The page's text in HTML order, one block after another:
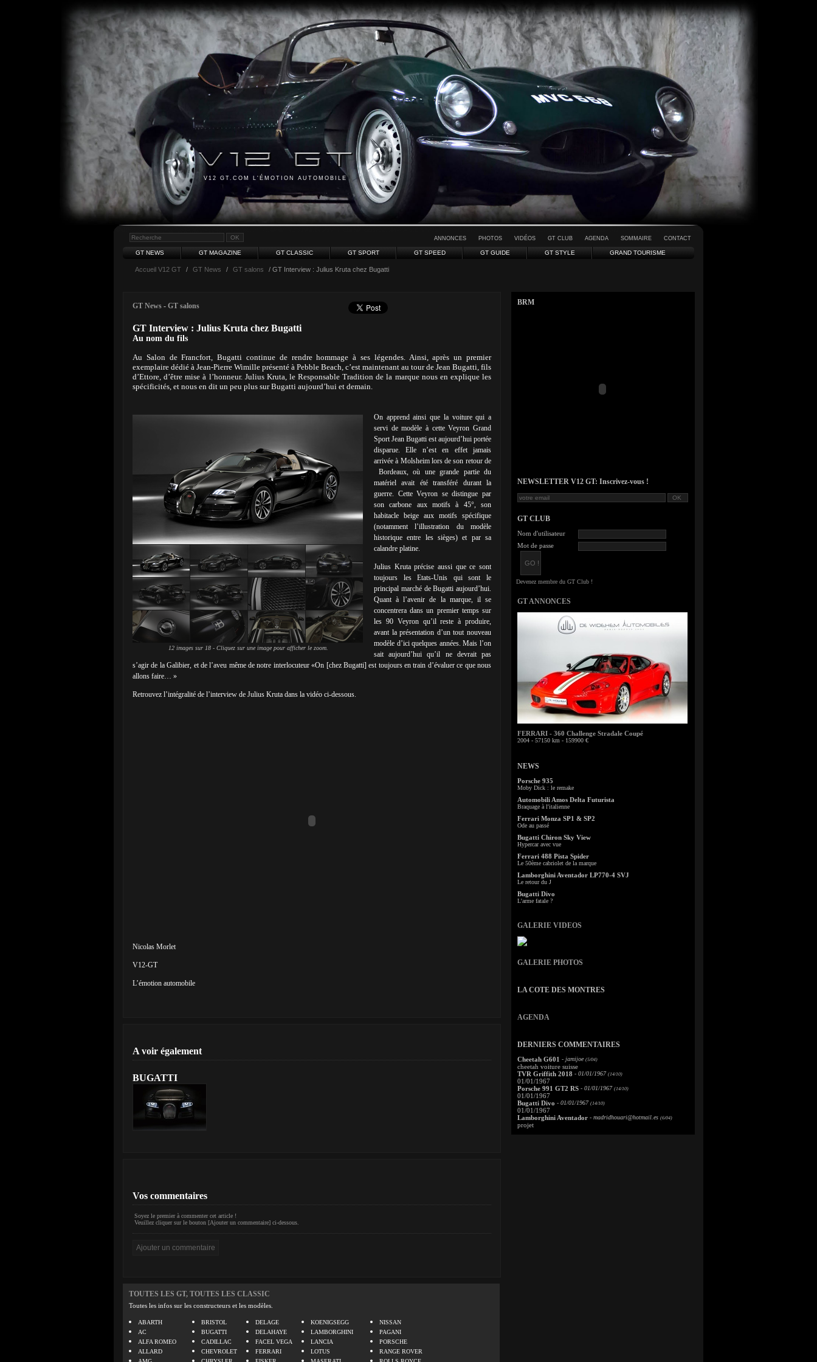
V12 GT.COM L'ÉMOTION AUTOMOBILE
ANNONCES PHOTOS VIDÉOS GT CLUB AGENDA SOMMAIRE CONTACT
GT NEWS GT MAGAZINE GT CLASSIC GT SPORT GT SPEED GT GUIDE GT STYLE GRAND TOURISME
Accueil V12 GT / GT News / GT salons / GT Interview : Julius Kruta chez Bugatti
GT News - GT salons
GT Interview : Julius Kruta chez Bugatti
Au nom du fils
Au Salon de Francfort, Bugatti continue de rendre hommage à ses légendes. Ainsi, après un premier
exemplaire dédié à Jean-Pierre Wimille présenté à Pebble Beach, c’est maintenant au tour de Jean Bugatti, fils
d’Ettore, d’être mise à l’honneur. Julius Kruta, le Responsable Tradition de la marque nous en explique les
spécificités, et nous en dit un peu plus sur Bugatti aujourd’hui et demain.
12 images sur 18 - Cliquez sur une image pour afficher le zoom.
On apprend ainsi que la voiture qui a
servi de modèle à cette Veyron Grand
Sport Jean Bugatti est aujourd’hui portée
disparue. Elle n’est en effet jamais
arrivée à Molsheim lors de son retour de
Bordeaux, où une grande partie du
matériel avait été transféré durant la
guerre. Cette Veyron se distingue par
son carbone aux motifs à 45°, son
habitacle beige aux motifs spécifique
(notamment l’illustration du modèle
historique entre les sièges) et par sa
calandre platine.
Julius Kruta précise aussi que ce sont
toujours les Etats-Unis qui sont le
principal marché de Bugatti aujourd’hui.
Quant à l’avenir de la marque, il se
concentrera dans un premier temps sur
les 90 Veyron qu’il reste à produire,
avant la présentation d’un tout nouveau
modèle d’ici quelques années. Mais l’on
sait aujourd’hui qu’il ne devrait pas
s’agir de la Galibier, et de l’aveu même de notre interlocuteur «On [chez Bugatti] est toujours en train d’évaluer ce que nous
allons faire… »
Retrouvez l’intégralité de l’interview de Julius Kruta dans la vidéo ci-dessous.
Nicolas Morlet
V12-GT
L’émotion automobile
A voir également
BUGATTI
Vos commentaires
Soyez le premier à commenter cet article !
Veuillez cliquer sur le bouton [Ajouter un commentaire] ci-dessous.
TOUTES LES GT, TOUTES LES CLASSIC
Toutes les infos sur les constructeurs et les modèles.
ABARTH
AC
ALFA ROMEO
ALLARD
BRISTOL
BUGATTI
CADILLAC
CHEVROLET
DELAGE
DELAHAYE
FACEL VEGA
FERRARI
KOENIGSEGG
LAMBORGHINI
LANCIA
LOTUS
NISSAN
PAGANI
PORSCHE
RANGE ROVER
BRM
NEWSLETTER V12 GT: Inscrivez-vous !
GT CLUB
Nom d'utilisateur
Mot de passe
GT ANNONCES
FERRARI - 360 Challenge Stradale Coupé
2004 - 57150 km - 159900 €
NEWS
Porsche 935
Moby Dick : le remake
Automobili Amos Delta Futurista
Braquage à l'italienne
Ferrari Monza SP1 & SP2
Ode au passé
Bugatti Chiron Sky View
Hypercar avec vue
Ferrari 488 Pista Spider
Le 50ème cabriolet de la marque
Lamborghini Aventador LP770-4 SVJ
Le retour du J
Bugatti Divo
L'arme fatale ?
GALERIE VIDEOS
GALERIE PHOTOS
LA COTE DES MONTRES
AGENDA
DERNIERS COMMENTAIRES
Cheetah G601 - jamijoe (5/04)
cheetah voiture suisse
TVR Griffith 2018 - 01/01/1967 (14/10)
01/01/1967
Porsche 991 GT2 RS - 01/01/1967 (14/10)
01/01/1967
Bugatti Divo - 01/01/1967 (14/10)
01/01/1967
Lamborghini Aventador - madridhouari@hotmail.es (6/04)
projet